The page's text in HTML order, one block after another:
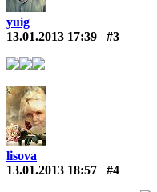
yuig
13.01.2013 17:39
#3
lisova
13.01.2013 18:57
#4